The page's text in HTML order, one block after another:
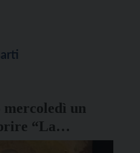
mercoledì un
“La